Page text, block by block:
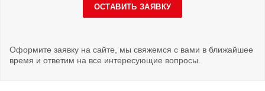
ОСТАВИТЬ ЗАЯВКУ
Оформите заявку на сайте, мы свяжемся с вами в ближайшее
время и ответим на все интересующие вопросы.